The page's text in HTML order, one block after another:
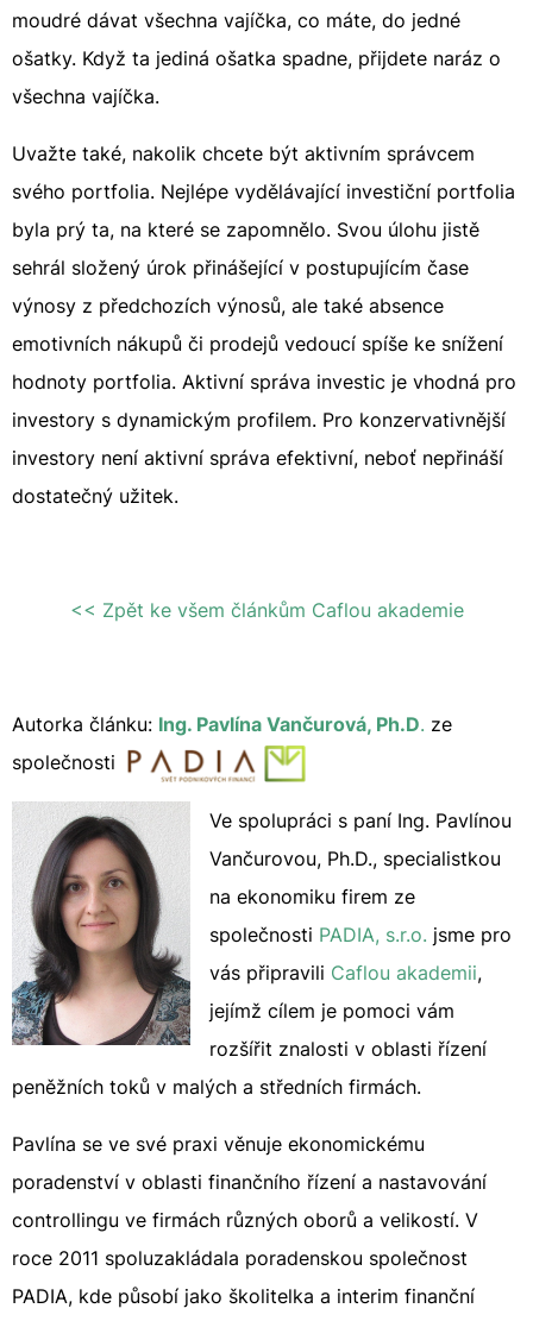
moudré dávat všechna vajíčka, co máte, do jedné
ošatky. Když ta jediná ošatka spadne, přijdete naráz o
všechna vajíčka.
Uvažte také, nakolik chcete být aktivním správcem
svého portfolia. Nejlépe vydělávající investiční portfolia
byla prý ta, na které se zapomnělo. Svou úlohu jistě
sehrál složený úrok přinášející v postupujícím čase
výnosy z předchozích výnosů, ale také absence
emotivních nákupů či prodejů vedoucí spíše ke snížení
hodnoty portfolia. Aktivní správa investic je vhodná pro
investory s dynamickým profilem. Pro konzervativnější
investory není aktivní správa efektivní, neboť nepřináší
dostatečný užitek.
<< Zpět ke všem článkům Caflou akademie
Autorka článku: Ing. Pavlína Vančurová, Ph.D. ze
společnosti
Ve spolupráci s paní Ing. Pavlínou
Vančurovou, Ph.D., specialistkou
na ekonomiku firem ze
společnosti PADIA, s.r.o. jsme pro
vás připravili Caflou akademii,
jejímž cílem je pomoci vám
rozšířit znalosti v oblasti řízení
peněžních toků v malých a středních firmách.
Pavlína se ve své praxi věnuje ekonomickému
poradenství v oblasti finančního řízení a nastavování
controllingu ve firmách různých oborů a velikostí. V
roce 2011 spoluzakládala poradenskou společnost
PADIA, kde působí jako školitelka a interim finanční